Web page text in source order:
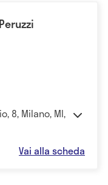
8, Milano, MI,
Vai alla scheda